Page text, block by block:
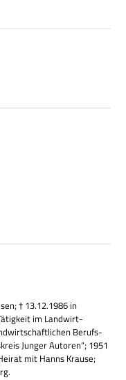
† 13.12.1986 in
im Land­wirt­
Berufs­
Jun­ger Autoren“; 1951
mit Hanns Krause;